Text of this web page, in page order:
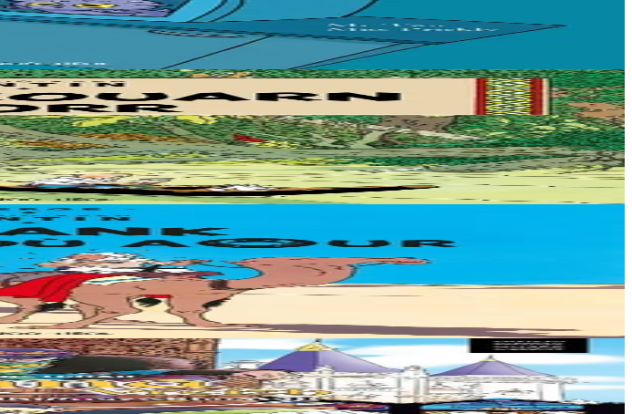
ou briser le coeur de Geoffroy... j'ai toujours une idée intéressante !...
afin de récupérer un fétiche volé....
Il y déjoue les plans d'une bande de malfaiteurs qui...